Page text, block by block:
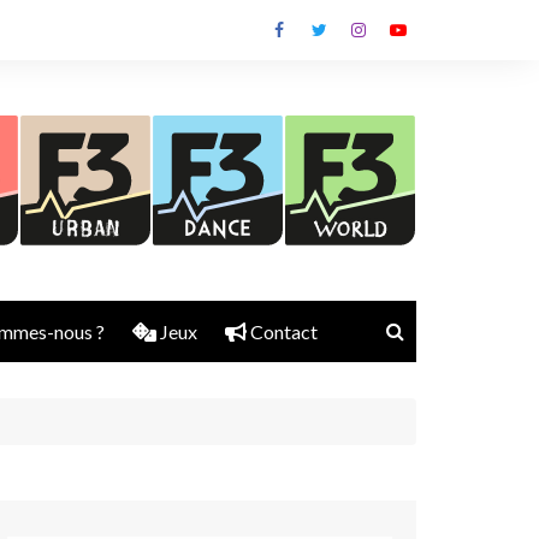
nous ? Jeux Contact